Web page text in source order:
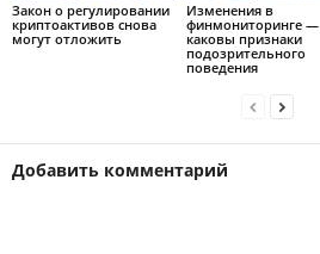
Закон о регулировании
криптоактивов снова
могут отложить
Изменения в
финмониторинге —
каковы признаки
подозрительного
поведения
Добавить комментарий